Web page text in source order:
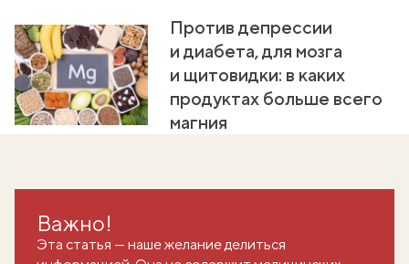
Против депрессии
и диабета, для мозга
и щитовидки: в каких
продуктах больше всего
магния
Важно!
Эта статья — наше желание делиться